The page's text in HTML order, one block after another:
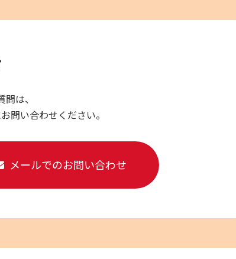
は、
問い合わせください。
メールでのお問い合わせ